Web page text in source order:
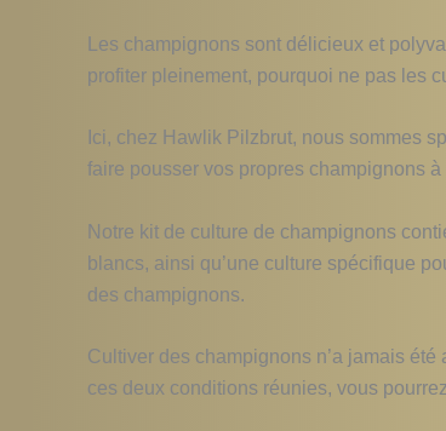
Les champignons sont délicieux et
profiter pleinement, pourquoi ne pas les
Ici, chez Hawlik Pilzbrut, nous sommes
faire pousser vos propres champignons
Notre kit de culture de champignons
blancs, ainsi qu’une culture spécifique
des champignons.
Cultiver des champignons n’a jamais
ces deux conditions réunies, vous